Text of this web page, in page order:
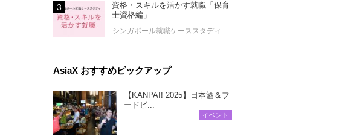
資格・スキルを活かす就職「保育
士資格編」
シンガポール就職ケーススタディ
AsiaX おすすめピックアップ
【KANPAI! 2025】日本酒＆フ
ードビ...
イベント